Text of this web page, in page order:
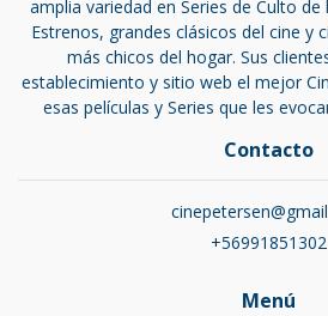
amplia variedad en Series de Culto
Estrenos, grandes clásicos del cine y
más chicos del hogar. Sus
establecimiento y sitio web el mejor
esas películas y Series que les
Contacto
+56991851302
Menú